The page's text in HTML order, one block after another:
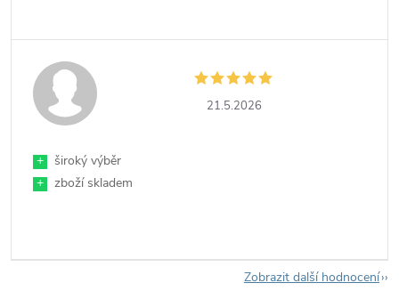
21.5.2026
+
široký výběr
+
zboží skladem
Zobrazit další hodnocení